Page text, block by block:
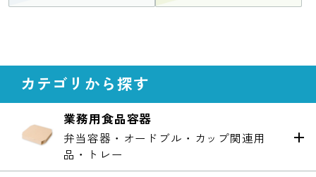
カテゴリから探す
業務用食品容器
弁当容器・オードブル・カップ関連用
品・トレー